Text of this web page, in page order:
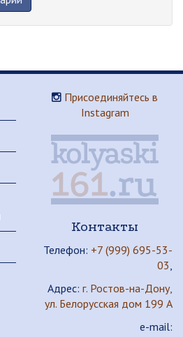
Присоединяйтесь в
Instagram
Контакты
Телефон: +7 (999) 695-53-
03
Адрес: г. Ростов-на-Дону,
ул. Белорусская дом 199 А
e-mail: